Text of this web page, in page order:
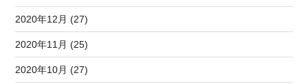
2020年12月 (27)
2020年11月 (25)
2020年10月 (27)